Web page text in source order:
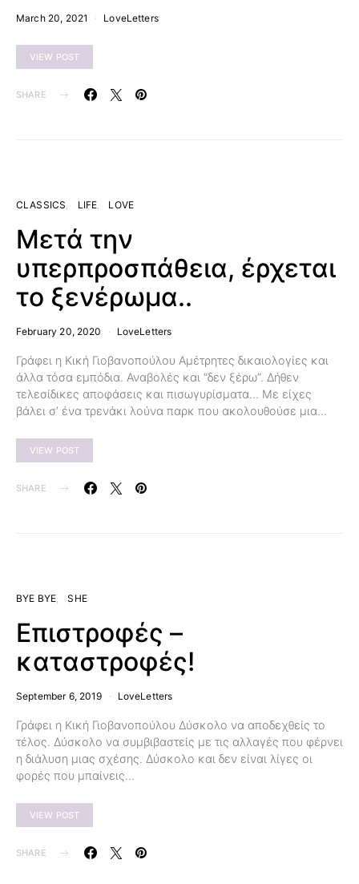
March 20, 2021 LoveLetters
VIEW POST
SHARE
CLASSICS LIFE LOVE
Μετά την
υπερπροσπάθεια, έρχεται
το ξενέρωμα..
February 20, 2020 LoveLetters
Γράφει η Κική Γιοβανοπούλου Αμέτρητες δικαιολογίες και
άλλα τόσα εμπόδια. Αναβολές και “δεν ξέρω”. Δήθεν
τελεσίδικες αποφάσεις και πισωγυρίσματα… Με είχες
βάλει σ’ ένα τρενάκι λούνα παρκ που ακολουθούσε μια…
VIEW POST
SHARE
BYE BYE SHE
Επιστροφές –
καταστροφές!
September 6, 2019 LoveLetters
Γράφει η Κική Γιοβανοπούλου Δύσκολο να αποδεχθείς το
τέλος. Δύσκολο να συμβιβαστείς με τις αλλαγές που φέρνει
η διάλυση μιας σχέσης. Δύσκολο και δεν είναι λίγες οι
φορές που μπαίνεις…
VIEW POST
SHARE